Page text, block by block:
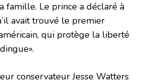
famille. Le prince a déclaré à
avait trouvé le premier
qui protège la liberté
conservateur Jesse Watters